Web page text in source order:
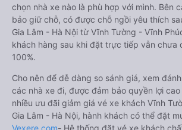
chọn nhà xe nào là phù hợp với mình. Bên
bảo giữ chỗ, có được chỗ ngồi yêu thích
Gia Lâm - Hà Nội từ Vĩnh Tường - Vĩnh
khách hàng sau khi đặt trực tiếp vẫn chưa
100%.
Cho nên để dễ dàng so sánh giá, xem
các nhà xe đi, được đảm bảo quyền lợi
nhiều ưu đãi giảm giá vé xe khách Vĩnh
Gia Lâm - Hà Nội, hành khách có thể đặt
Vexere.com- Hệ thống đặt vé xe khách